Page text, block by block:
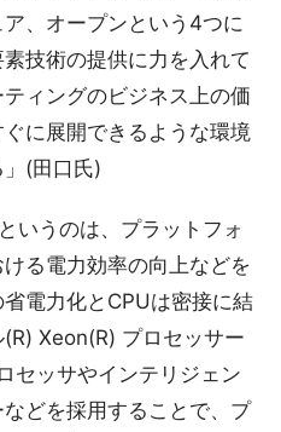
、オープンという4つに
技術の提供に力を入れて
ィングのビジネス上の価
に展開できるような環境
(田口氏)
いうのは、プラットフォ
る電力効率の向上などを
電力化とCPUは密接に結
Xeon(R) プロセッサー
セッサやインテリジェン
どを採用することで、プ